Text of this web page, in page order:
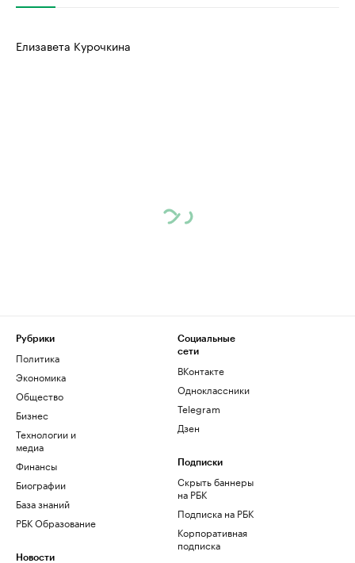
Елизавета Курочкина
Рубрики
Политика
Экономика
Общество
Бизнес
Технологии и
медиа
Финансы
Биографии
База знаний
РБК Образование
Новости
Социальные
сети
ВКонтакте
Одноклассники
Telegram
Дзен
Подписки
Скрыть баннеры
на РБК
Подписка на РБК
Корпоративная
подписка